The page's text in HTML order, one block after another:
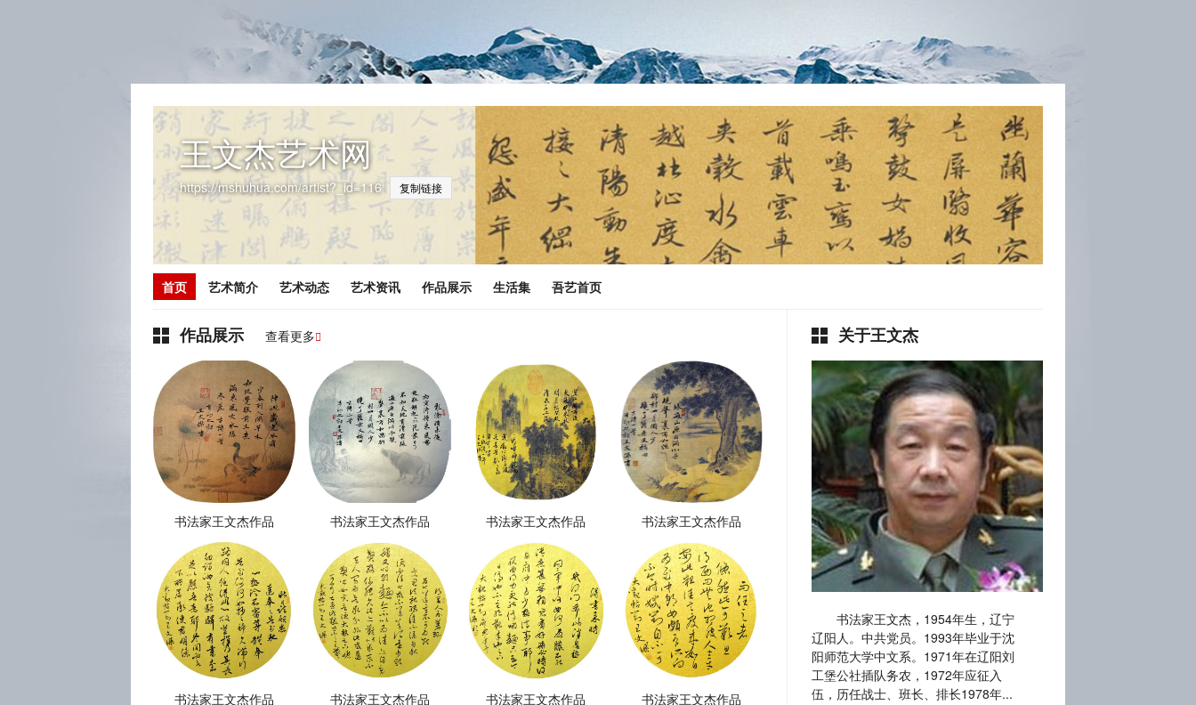
王文杰艺术网
https://mshuhua.com/artist?_id=116 复制链接
首页 艺术简介 艺术动态 艺术资讯 作品展示 生活集 吾艺首页
作品展示 查看更多
书法家王文杰作品 书法家王文杰作品 书法家王文杰作品 书法家王文杰作品
书法家王文杰作品 书法家王文杰作品 书法家王文杰作品 书法家王文杰作品
关于王文杰
书法家王文杰，1954年生，辽宁
辽阳人。中共党员。1993年毕业于沈
阳师范大学中文系。1971年在辽阳刘
工堡公社插队务农，1972年应征入
伍，历任战士、班长、排长1978年...